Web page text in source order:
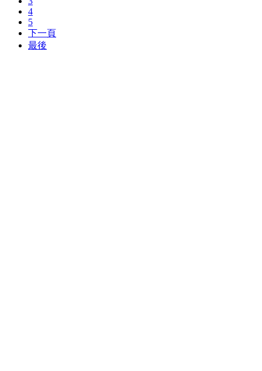
4
5
下一頁
最後